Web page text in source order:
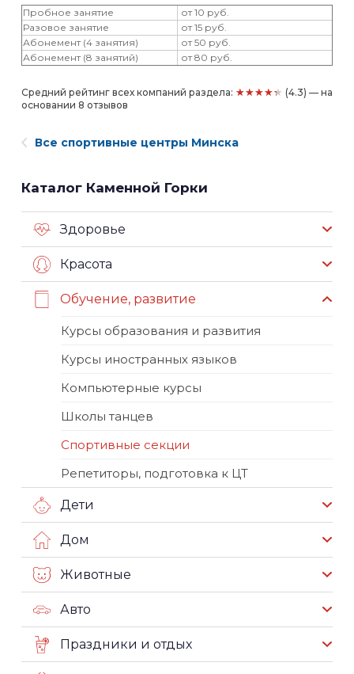
Пробное занятие
от 10 руб.
Разовое занятие
от 15 руб.
Абонемент (4 занятия)
от 50 руб.
Абонемент (8 занятий)
от 80 руб.
Средний рейтинг всех компаний раздела: ★★★★★ (4.3) — на
основании 8 отзывов
Все спортивные центры Минска
Каталог Каменной Горки
Здоровье
Красота
Обучение, развитие
Курсы образования и развития
Курсы иностранных языков
Компьютерные курсы
Школы танцев
Спортивные секции
Репетиторы, подготовка к ЦТ
Дети
Дом
Животные
Авто
Праздники и отдых